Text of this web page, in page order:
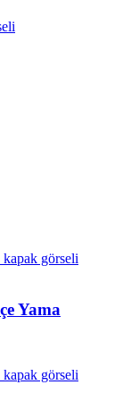
Yama